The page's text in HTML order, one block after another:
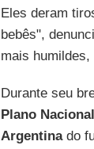
Eles deram
bebês",
mais
Durante seu
Plano
Argentinado